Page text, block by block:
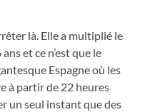
là. Elle a multiplié le
et ce n’est que le
Espagne où les
à partir de 22 heures
un seul instant que des